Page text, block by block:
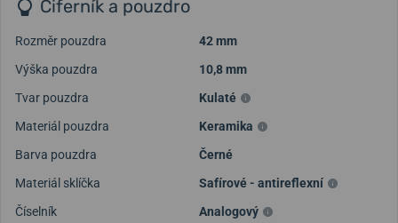
Ciferník a pouzdro
Rozměr pouzdra
42 mm
Výška pouzdra
10,8 mm
Tvar pouzdra
Kulaté
Materiál pouzdra
Keramika
Barva pouzdra
Černé
Materiál sklíčka
Safírové - antireflexní
Číselník
Analogový